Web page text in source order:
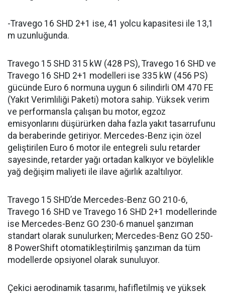
-Travego 16 SHD 2+1 ise, 41 yolcu kapasitesi ile 13,1
m uzunluğunda.
Travego 15 SHD 315 kW (428 PS), Travego 16 SHD ve
Travego 16 SHD 2+1 modelleri ise 335 kW (456 PS)
gücünde Euro 6 normuna uygun 6 silindirli OM 470 FE
(Yakıt Verimliliği Paketi) motora sahip. Yüksek verim
ve performansla çalışan bu motor, egzoz
emisyonlarını düşürürken daha fazla yakıt tasarrufunu
da beraberinde getiriyor. Mercedes-Benz için özel
geliştirilen Euro 6 motor ile entegreli sulu retarder
sayesinde, retarder yağı ortadan kalkıyor ve böylelikle
yağ değişim maliyeti ile ilave ağırlık azaltılıyor.
Travego 15 SHD’de Mercedes-Benz GO 210-6,
Travego 16 SHD ve Travego 16 SHD 2+1 modellerinde
ise Mercedes-Benz GO 230-6 manuel şanzıman
standart olarak sunulurken; Mercedes-Benz GO 250-
8 PowerShift otomatikleştirilmiş şanzıman da tüm
modellerde opsiyonel olarak sunuluyor.
Çekici aerodinamik tasarımı, hafifletilmiş ve yüksek